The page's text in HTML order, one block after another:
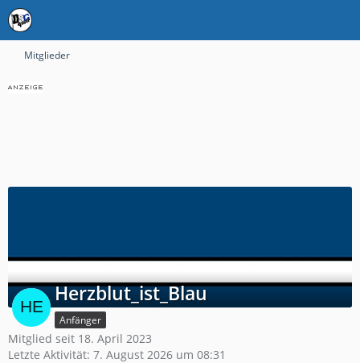
Mitglieder
Herzblut_ist_Blau
Anfänger
Mitglied seit 18. April 2023
Letzte Aktivität: 7. August 2026 um 08:31